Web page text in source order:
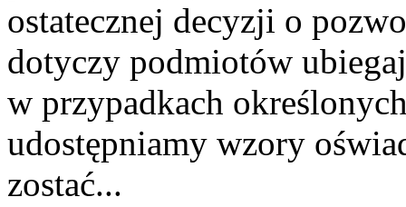
ostatecznej decyzji o
dotyczy podmiotów
w przypadkach
udostępniamy wzory
zostać...